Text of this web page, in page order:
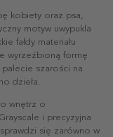
kobiety oraz psa,
motyw uwypukla
fałdy materiału
wyrzeźbioną formę
szarości na
dzieła.
wnętrz o
i precyzyjna
się zarówno w